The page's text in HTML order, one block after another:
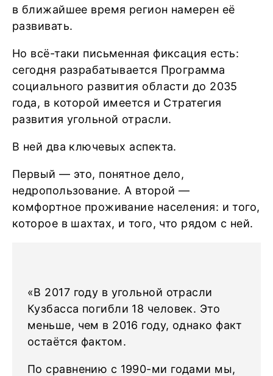
в ближайшее время регион намерен её
развивать.
Но всё-таки письменная фиксация есть:
сегодня разрабатывается Программа
социального развития области до 2035
года, в которой имеется и Стратегия
развития угольной отрасли.
В ней два ключевых аспекта.
Первый — это, понятное дело,
недропользование. А второй —
комфортное проживание населения: и того,
которое в шахтах, и того, что рядом с ней.
«В 2017 году в угольной отрасли
Кузбасса погибли 18 человек. Это
меньше, чем в 2016 году, однако факт
остаётся фактом.
По сравнению с 1990-ми годами мы,